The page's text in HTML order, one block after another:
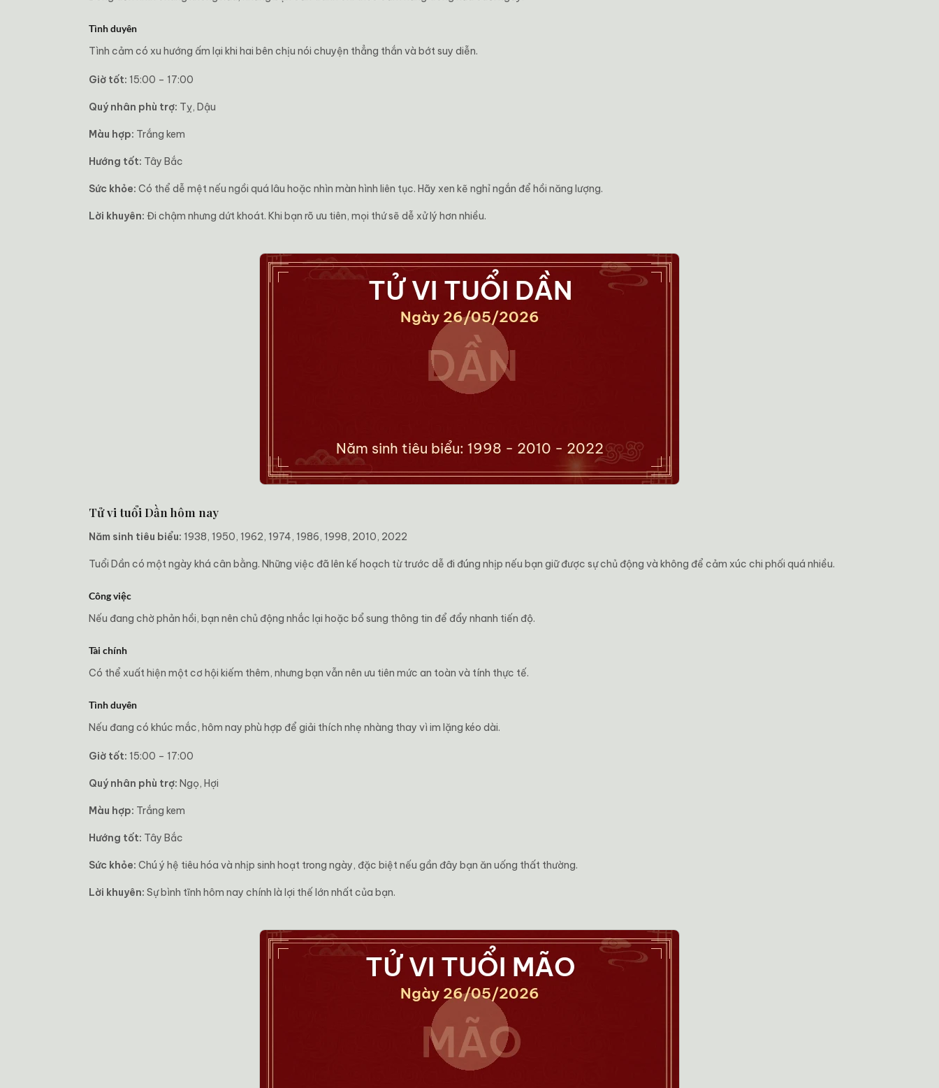
Tình duyên
Tình cảm có xu hướng ấm lại khi hai bên chịu nói chuyện thẳng thắn và bớt suy diễn.
Giờ tốt: 15:00 – 17:00
Quý nhân phù trợ: Tỵ, Dậu
Màu hợp: Trắng kem
Hướng tốt: Tây Bắc
Sức khỏe: Có thể dễ mệt nếu ngồi quá lâu hoặc nhìn màn hình liên tục. Hãy xen kẽ nghỉ ngắn để hồi năng lượng.
Lời khuyên: Đi chậm nhưng dứt khoát. Khi bạn rõ ưu tiên, mọi thứ sẽ dễ xử lý hơn nhiều.
Tử vi tuổi Dần hôm nay
Năm sinh tiêu biểu: 1938, 1950, 1962, 1974, 1986, 1998, 2010, 2022
Tuổi Dần có một ngày khá cân bằng. Những việc đã lên kế hoạch từ trước dễ đi đúng nhịp nếu bạn giữ được sự chủ động và không để cảm xúc chi phối quá nhiều.
Công việc
Nếu đang chờ phản hồi, bạn nên chủ động nhắc lại hoặc bổ sung thông tin để đẩy nhanh tiến độ.
Tài chính
Có thể xuất hiện một cơ hội kiếm thêm, nhưng bạn vẫn nên ưu tiên mức an toàn và tính thực tế.
Tình duyên
Nếu đang có khúc mắc, hôm nay phù hợp để giải thích nhẹ nhàng thay vì im lặng kéo dài.
Giờ tốt: 15:00 – 17:00
Quý nhân phù trợ: Ngọ, Hợi
Màu hợp: Trắng kem
Hướng tốt: Tây Bắc
Sức khỏe: Chú ý hệ tiêu hóa và nhịp sinh hoạt trong ngày, đặc biệt nếu gần đây bạn ăn uống thất thường.
Lời khuyên: Sự bình tĩnh hôm nay chính là lợi thế lớn nhất của bạn.